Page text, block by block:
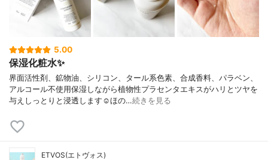
5.00
保湿化粧水✨
界面活性剤、鉱物油、シリコン、タール系色素、合成香料、パラベン、
アルコール不使用保湿しながら植物性プラセンタエキスがハリとツヤを
与えしっとりと浸透します☺︎ほの…続きを見る
ETVOS(エトヴォス)